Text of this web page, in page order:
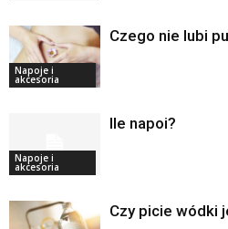
Napoje i
akcesoria
Czego nie lubi
Napoje i
akcesoria
Ile napoi?
Czy picie wódki